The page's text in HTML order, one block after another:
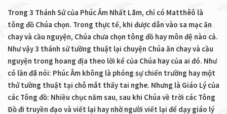
Trong 3 Thánh Sử của Phúc Âm Nhất Lãm, chỉ có Matthêô là
tông đồ Chúa chọn. Trong thực tế, khi được dẫn vào sa mạc ăn
chay và cầu nguyện, Chúa chưa chọn tông đồ hay môn đệ nào cả.
Như vậy 3 thánh sử tường thuật lại chuyện Chúa ăn chay và cầu
nguyện trong hoang địa theo lời kể của Chúa hay của ai đó. Như
có lần đã nói: Phúc Âm không là phóng sự chiến trường hay một
thứ tường thuật tại chỗ mắt thấy tai nghe. Nhưng là Giáo Lý của
các Tông đồ: Nhiều chục năm sau, sau khi Chúa về trời các Tông
Đồ đi truyền đạo và viết lại hay nhờ người viết lại để dạy giáo lý